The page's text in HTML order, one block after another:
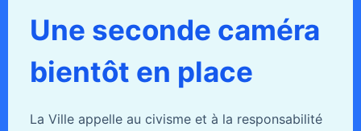
Une seconde caméra
bientôt en place
La Ville appelle au civisme et à la responsabilité